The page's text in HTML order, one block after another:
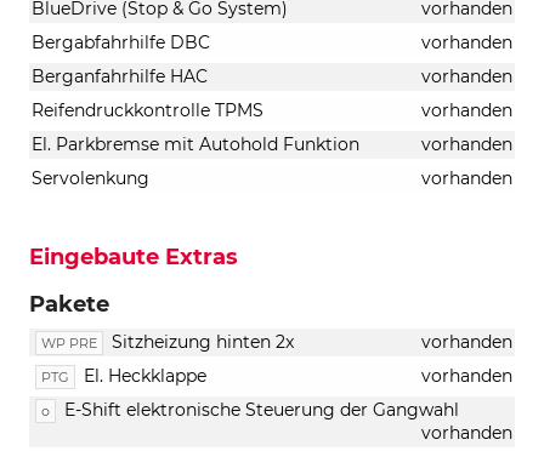
BlueDrive (Stop & Go System)
vorhanden
Bergabfahrhilfe DBC
vorhanden
Berganfahrhilfe HAC
vorhanden
Reifendruckkontrolle TPMS
vorhanden
El. Parkbremse mit Autohold Funktion
vorhanden
Servolenkung
vorhanden
Eingebaute Extras
Pakete
WP PRE Sitzheizung hinten 2x vorhanden
PTG El. Heckklappe vorhanden
o
E-Shift elektronische Steuerung der Gangwahl
vorhanden